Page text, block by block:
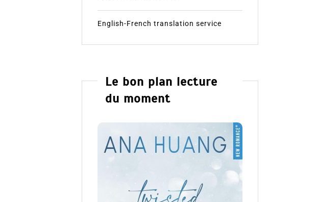
English-French translation service
Le bon plan lecture
du moment